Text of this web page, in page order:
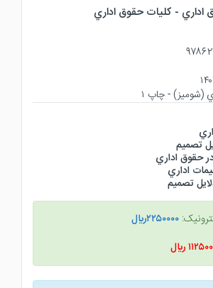
اداري - كليات حقوق اداري
تصميم
حقوق اداري
اداري
تصميم
۲۲۵۰۰۰۰ريال
ريال